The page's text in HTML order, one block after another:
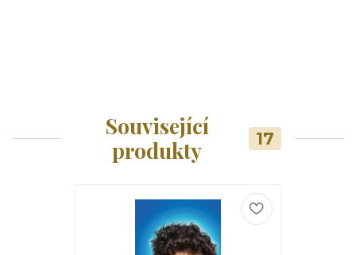
Související
produkty
17